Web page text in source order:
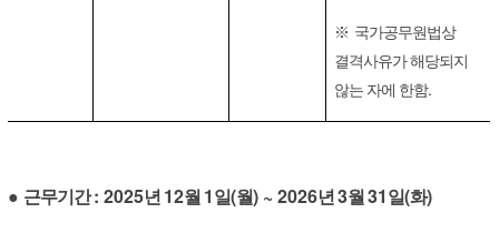
※ 국가공무원법상
결격사유가 해당되지
않는 자에 한함.
● 근무기간: 2025년 12월 1 일(월) ~ 2026년 3월 31 일(화)